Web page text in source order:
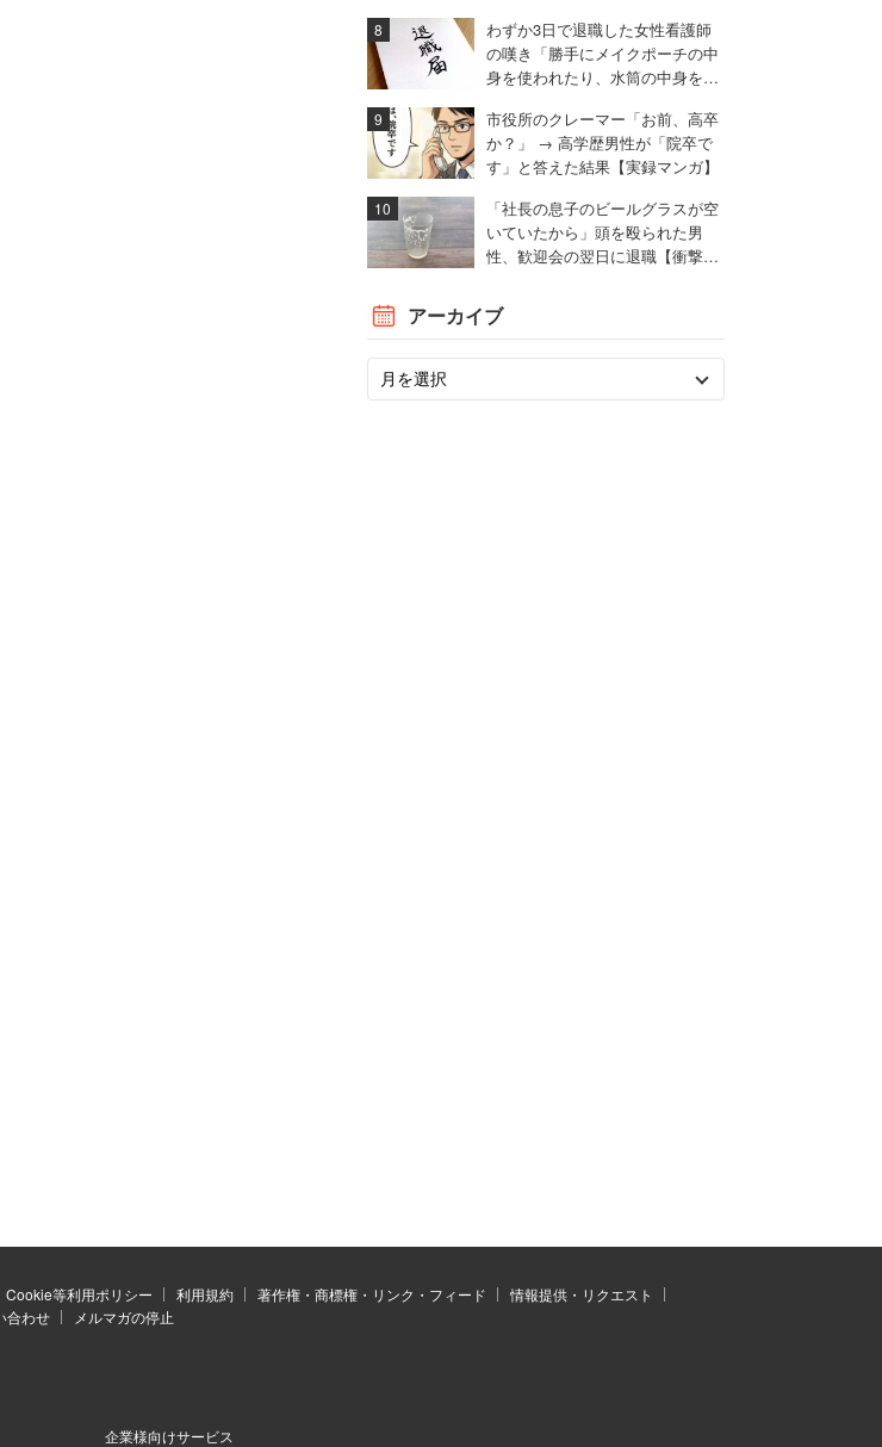
わずか3日で退職した女性看護師
の嘆き「勝手にメイクポーチの中
身を使われたり、水筒の中身を捨
市役所のクレーマー「お前、高卒
か？」 → 高学歴男性が「院卒で
す」と答えた結果【実録マンガ】
「社長の息子のビールグラスが空
いていたから」頭を殴られた男
性、歓迎会の翌日に退職【衝撃エ
アーカイブ
Cookie等利用ポリシー 利用規約 著作権・商標権・リンク・フィード
情報提供・リクエスト
合わせ
メルマガの停止
企業様向けサービス